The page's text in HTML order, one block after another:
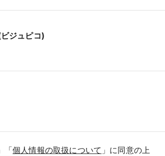
ジュピコ)
「個人情報の取扱について 」 に同意の上